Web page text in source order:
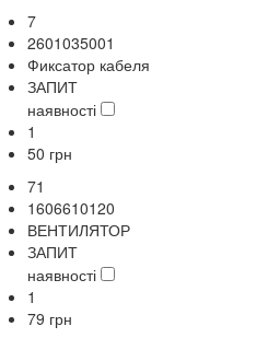
7
2601035001
Фиксатор кабеля
ЗАПИТ
наявності
1
50 грн
71
1606610120
ВЕНТИЛЯТОР
ЗАПИТ
наявності
1
79 грн